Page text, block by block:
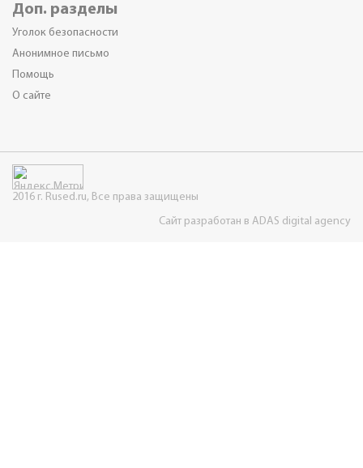
Доп. разделы
Уголок безопасности
Анонимное письмо
Помощь
О сайте
2016 г. Rused.ru, Все права защищены
Сайт разработан в ADAS digital agency